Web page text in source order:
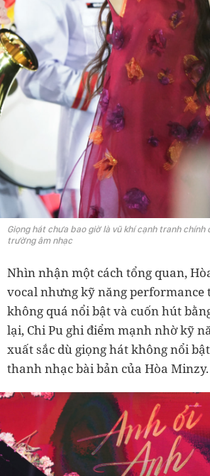
Giọng hát chưa bao giờ là vũ khí cạnh tranh chính
trường âm nhạc
Nhìn nhận một cách tổng quan,
vocal nhưng kỹ năng performance
không quá nổi bật và cuốn hút
lại, Chi Pu ghi điểm mạnh nhờ kỹ
xuất sắc dù giọng hát không nổi
thanh nhạc bài bản của Hòa Minzy.